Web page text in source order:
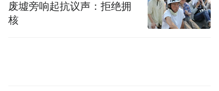
废墟旁响起抗议声：拒绝拥
核